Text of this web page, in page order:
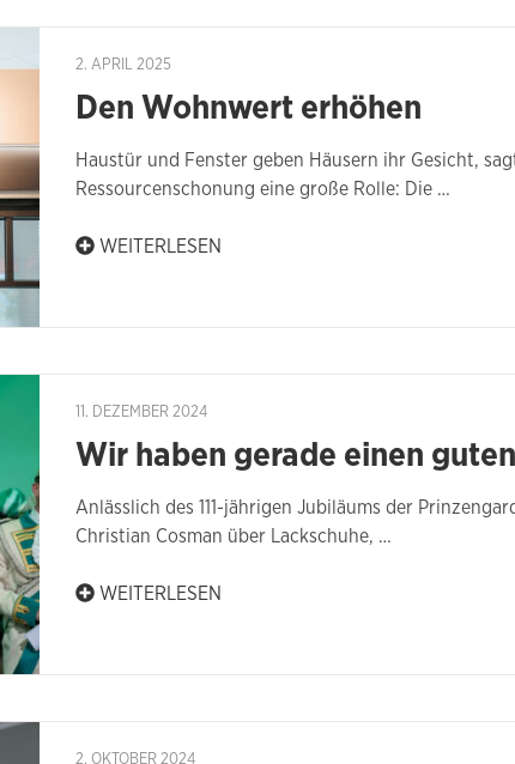
2. APRIL 2025
Den Wohnwert erhöhen
Haustür und Fenster geben Häusern ihr Gesicht,
Ressourcenschonung eine große Rolle: Die …
WEITERLESEN
11. DEZEMBER 2024
Wir haben gerade einen
Anlässlich des 111-jährigen Jubiläums der
Christian Cosman über Lackschuhe, …
WEITERLESEN
2. OKTOBER 2024